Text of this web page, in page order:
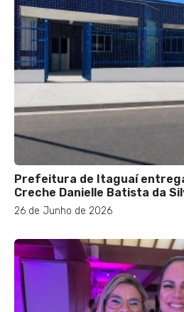
Prefeitura de Itaguaí
Creche Danielle Batista da
26 de Junho de 2026